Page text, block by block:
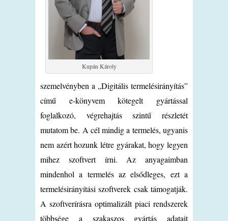
Kupán Károly
szemelvényben a „Digitális termelésirányítás”
című e-könyvem kötegelt gyártással
foglalkozó, végrehajtás szintű részletét
mutatom be. A cél mindig a termelés, ugyanis
nem azért hozunk létre gyárakat, hogy legyen
mihez szoftvert írni. Az anyagaimban
mindenhol a termelés az elsődleges, ezt a
termelésirányítási szoftverek csak támogatják.
A szoftverírásra optimalizált piaci rendszerek
többsége a szakaszos gyártás adatait